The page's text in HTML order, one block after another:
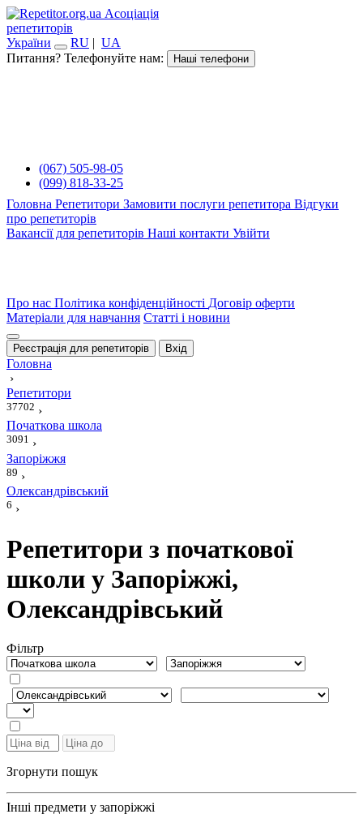
Асоціація
репетиторів
України
RU | UA
Питання? Телефонуйте нам:
Наші телефони
(067) 505-98-05
(099) 818-33-25
Головна Репетитори Замовити послуги репетитора Відгуки
про репетиторів
Вакансії для репетиторів Наші контакти Увійти
Про нас Політика конфіденційності Договір оферти
Матеріали для навчання Статті і новини
Реєстрація для репетиторів Вхід
Головна
›
Репетитори
37702 ›
Початкова школа
3091 ›
Запоріжжя
89 ›
Олександрівський
6 ›
Репетитори з початкової
школи у Запоріжжі,
Олександрівський
Фiльтр
Згорнути пошук
Інші предмети у запоріжжі